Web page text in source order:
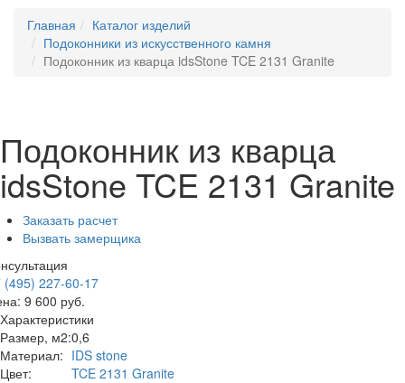
Главная
Каталог изделий
Подоконники из искусственного камня
Подоконник из кварца idsStone TCE 2131 Granite
Подоконник из кварца
idsStone TCE 2131 Granite
Заказать расчет
Вызвать замерщика
(495) 227-60-17
9 600 руб.
Характеристики
Размер, м2:0,6
Материал: IDS stone
Цвет:
TCE 2131 Granite